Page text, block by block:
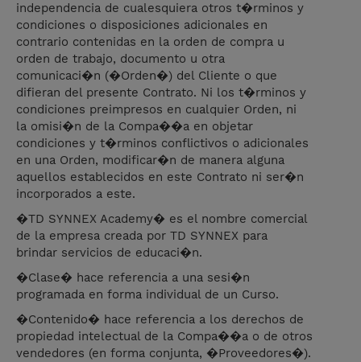
independencia de cualesquiera otros t�rminos y
condiciones o disposiciones adicionales en
contrario contenidas en la orden de compra u
orden de trabajo, documento u otra
comunicaci�n (�Orden�) del Cliente o que
difieran del presente Contrato. Ni los t�rminos y
condiciones preimpresos en cualquier Orden, ni
la omisi�n de la Compa��a en objetar
condiciones y t�rminos conflictivos o adicionales
en una Orden, modificar�n de manera alguna
aquellos establecidos en este Contrato ni ser�n
incorporados a este.
�TD SYNNEX Academy� es el nombre comercial
de la empresa creada por TD SYNNEX para
brindar servicios de educaci�n.
�Clase� hace referencia a una sesi�n
programada en forma individual de un Curso.
�Contenido� hace referencia a los derechos de
propiedad intelectual de la Compa��a o de otros
vendedores (en forma conjunta, �Proveedores�).